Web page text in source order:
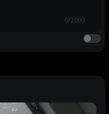
0/2000